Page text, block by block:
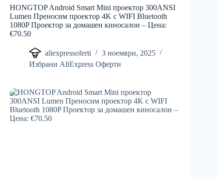
HONGTOP Android Smart Mini проектор 300ANSI
Lumen Преносим проектор 4K с WIFI Bluetooth
1080P Проектор за домашен киносалон – Цена:
€70.50
aliexpressoferti
3 ноември, 2025
Избрани AliExpress Оферти